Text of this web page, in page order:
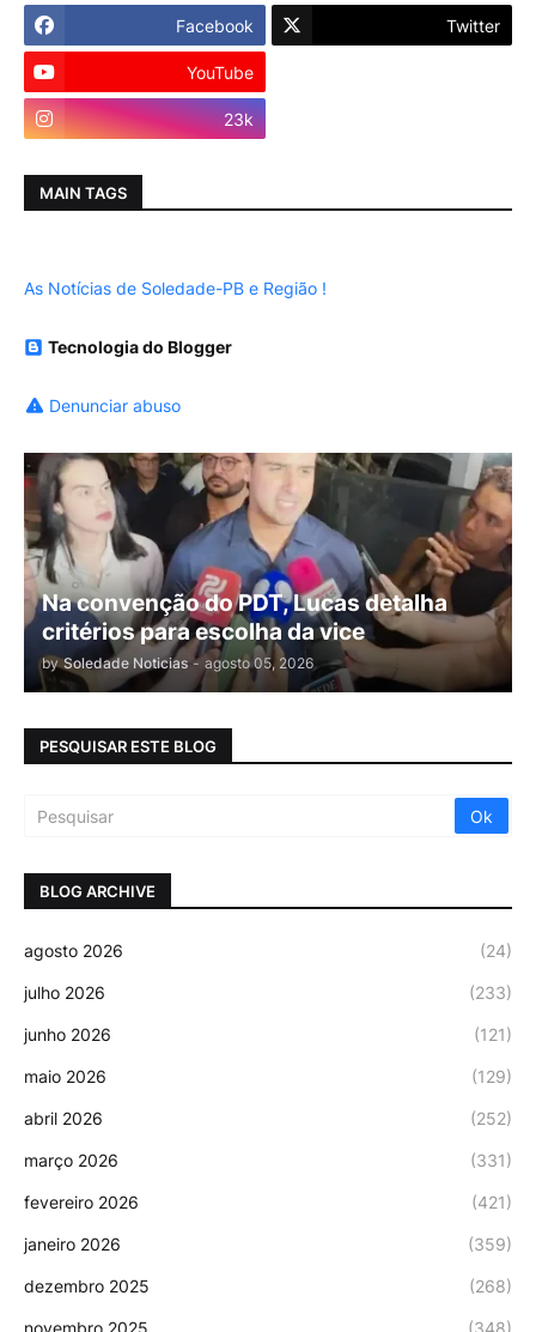
Facebook Twitter
YouTube
23k
MAIN TAGS
As Notícias de Soledade-PB e Região !
Tecnologia do Blogger
Denunciar abuso
Na convenção do PDT, Lucas detalha
critérios para escolha da vice
by Soledade Noticias - agosto 05, 2026
PESQUISAR ESTE BLOG
BLOG ARCHIVE
agosto 2026 (24)
julho 2026 (233)
junho 2026 (121)
maio 2026 (129)
abril 2026 (252)
março 2026 (331)
fevereiro 2026 (421)
janeiro 2026 (359)
dezembro 2025 (268)
novembro 2025 (348)